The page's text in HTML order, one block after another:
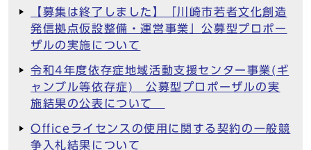
【募集は終了しました】「川崎市若者文化創造
発信拠点仮設整備・運営事業」公募型プロポー
ザルの実施について
令和4年度依存症地域活動支援センター事業(ギ
ャンブル等依存症) 公募型プロポーザルの実
施結果の公表について
Officeライセンスの使用に関する契約の一般競
争入札結果について